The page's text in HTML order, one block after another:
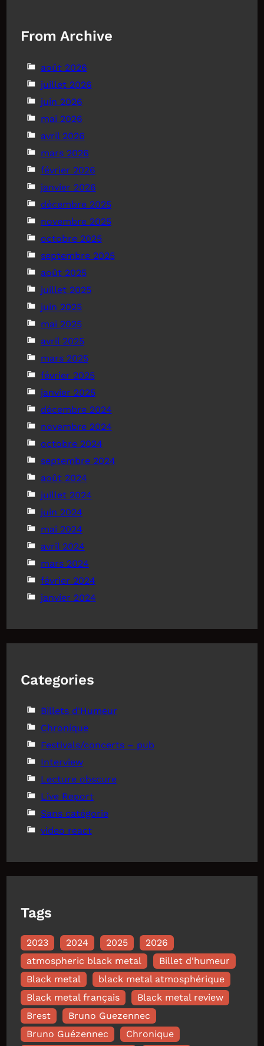
From Archive
août 2026
juillet 2026
juin 2026
mai 2026
avril 2026
mars 2026
février 2026
janvier 2026
décembre 2025
novembre 2025
octobre 2025
septembre 2025
août 2025
juillet 2025
juin 2025
mai 2025
avril 2025
mars 2025
février 2025
janvier 2025
décembre 2024
novembre 2024
octobre 2024
septembre 2024
août 2024
juillet 2024
juin 2024
mai 2024
avril 2024
mars 2024
février 2024
janvier 2024
Categories
Billets d'Humeur
Chronique
Festivals/concerts – pub
Interview
Lecture obscure
Live Report
Sans catégorie
video react
Tags
2023 2024 2025
2026
atmospheric black metal
Billet d'humeur
Black metal
black metal atmosphérique
Black metal français
Black metal review
Brest
Bruno Guezennec
Bruno Guézennec
Chronique